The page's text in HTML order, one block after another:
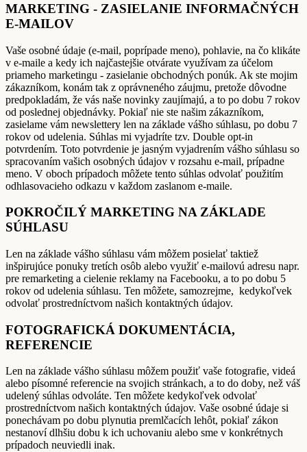
MARKETING - ZASIELANIE INFORMAČNÝCH
E-MAILOV
Vaše osobné údaje (e-mail, poprípade meno), pohlavie, na čo klikáte
v e-maile a kedy ich najčastejšie otvárate využívam za účelom
priameho marketingu - zasielanie obchodných ponúk. Ak ste mojim
zákazníkom, konám tak z oprávneného záujmu, pretože dôvodne
predpokladám, že vás naše novinky zaujímajú, a to po dobu 7 rokov
od poslednej objednávky. Pokiaľ nie ste našim zákazníkom,
zasielame vám newslettery len na základe vášho súhlasu, po dobu 7
rokov od udelenia. Súhlas mi vyjadríte tzv. Double opt-in
potvrdením. Toto potvrdenie je jasným vyjadrením vášho súhlasu so
spracovaním vašich osobných údajov v rozsahu e-mail, prípadne
meno. V oboch prípadoch môžete tento súhlas odvolať použitím
odhlasovacieho odkazu v každom zaslanom e-maile.
POKROČILÝ MARKETING NA ZÁKLADE
SÚHLASU
Len na základe vášho súhlasu vám môžem posielať taktiež
inšpirujúce ponuky tretích osôb alebo využiť e-mailovú adresu napr.
pre remarketing a cielenie reklamy na Facebooku, a to po dobu 5
rokov od udelenia súhlasu. Ten môžete, samozrejme, kedykoľvek
odvolať prostredníctvom našich kontaktných údajov.
FOTOGRAFICKÁ DOKUMENTÁCIA,
REFERENCIE
Len na základe vášho súhlasu môžem použiť vaše fotografie, videá
alebo písomné referencie na svojich stránkach, a to do doby, než váš
udelený súhlas odvoláte. Ten môžete kedykoľvek odvolať
prostredníctvom našich kontaktných údajov. Vaše osobné údaje si
ponechávam po dobu plynutia premlčacích lehôt, pokiaľ zákon
nestanoví dlhšiu dobu k ich uchovaniu alebo sme v konkrétnych
prípadoch neuviedli inak.